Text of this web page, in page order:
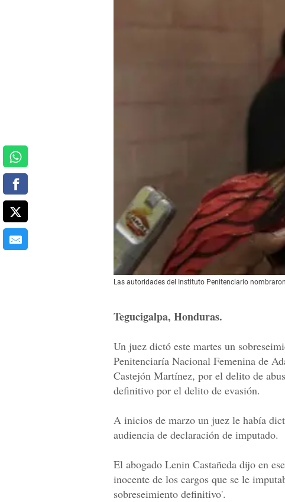
Las autoridades del Instituto Penitenciario
Tegucigalpa, Honduras.
Un juez dictó este martes un
Penitenciaría Nacional Femenina de
Castejón Martínez, por el delito de
definitivo por el delito de evasión.
A inicios de marzo un juez le había
audiencia de declaración de imputado.
El abogado Lenin Castañeda dijo en
inocente de los cargos que se le
sobreseimiento definitivo'.